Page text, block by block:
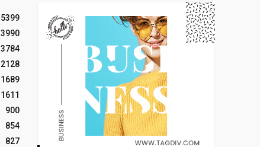
5399
3990
3784
2128
1689
1611
900
854
827